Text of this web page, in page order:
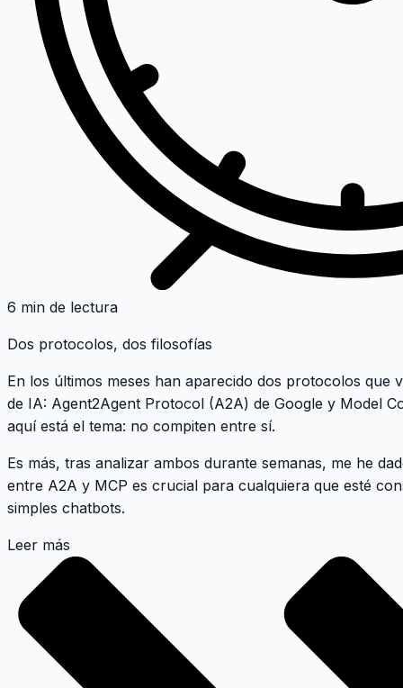
6 min de lectura
Dos protocolos, dos filosofías
En los últimos meses han aparecido dos protocolos que
de IA: Agent2Agent Protocol (A2A) de Google y Model
aquí está el tema: no compiten entre sí.
Es más, tras analizar ambos durante semanas, me he
entre A2A y MCP es crucial para cualquiera que esté
simples chatbots.
Leer más